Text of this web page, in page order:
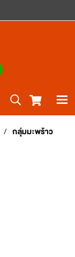
กลุ่มมะพร้าว